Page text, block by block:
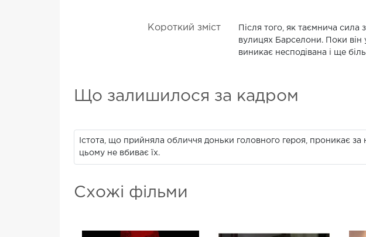
Короткий зміст
Після того, як таємнича
вулицях Барселони. Поки він
виникає несподівана і ще
Що залишилося за кадром
Істота, що прийняла обличчя доньки головного героя, проникає
цьому не вбиває їх.
Схожі фільми